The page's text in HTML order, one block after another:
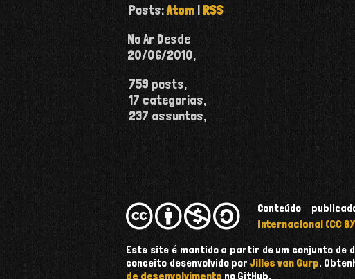
Posts:Atom |RSS
No Ar Desde
20/06/2010,
759 posts,
17 categorias,
237 assuntos,
Conteúdo
Internacional (CC
Este site é mantido a partir de um conjunto de
conceito desenvolvido por Jilles van Gurp.
de desenvolvimentono GitHub.